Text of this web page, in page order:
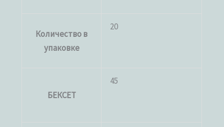
Количество в
упаковке
20
БЕКСЕТ
45